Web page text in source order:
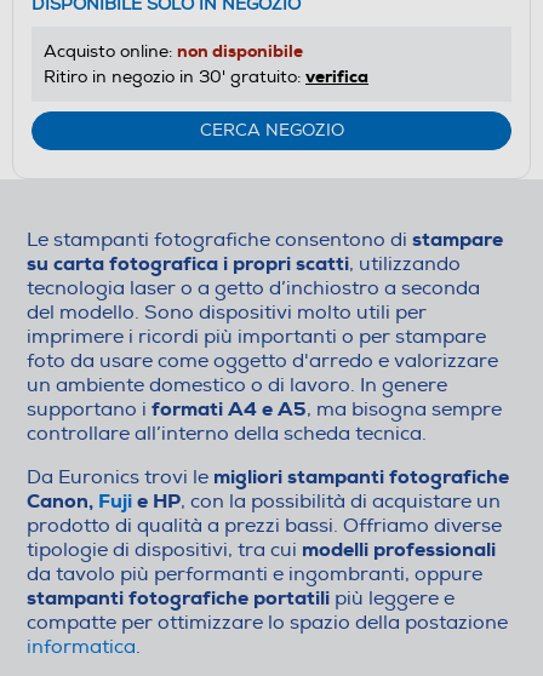
Acquisto online: non disponibile
Ritiro in negozio in 30' gratuito: verifica
CERCA NEGOZIO
Le stampanti fotografiche consentono di stampare
su carta fotografica i propri scatti, utilizzando
tecnologia laser o a getto d’inchiostro a seconda
del modello. Sono dispositivi molto utili per
imprimere i ricordi più importanti o per stampare
foto da usare come oggetto d'arredo e valorizzare
un ambiente domestico o di lavoro. In genere
supportano i formati A4 e A5, ma bisogna sempre
controllare all’interno della scheda tecnica.
Da Euronics trovi le migliori stampanti fotografiche
Canon, Fujie HP, con la possibilità di acquistare un
prodotto di qualità a prezzi bassi. Offriamo diverse
tipologie di dispositivi, tra cui modelli professionali
da tavolo più performanti e ingombranti, oppure
stampanti fotografiche portatili più leggere e
compatte per ottimizzare lo spazio della postazione
informatica.